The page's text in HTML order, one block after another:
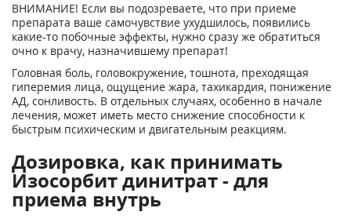
ВНИМАНИЕ! Если вы подозреваете, что при приеме
препарата ваше самочувствие ухудшилось, появились
какие-то побочные эффекты, нужно сразу же обратиться
очно к врачу, назначившему препарат!
Головная боль, головокружение, тошнота, преходящая
гиперемия лица, ощущение жара, тахикардия, понижение
АД, сонливость. В отдельных случаях, особенно в начале
лечения, может иметь место снижение способности к
быстрым психическим и двигательным реакциям.
Дозировка, как принимать
Изосорбит динитрат - для
приема внутрь